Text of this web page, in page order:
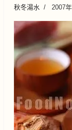
秋冬湯水 2007